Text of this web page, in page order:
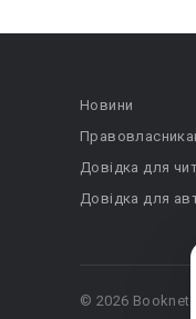
Новини
Довідка для
Довідка для
© 2026 Booknet.